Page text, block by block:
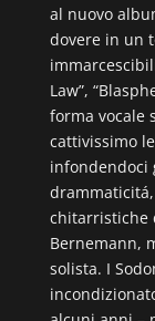
al nuovo
dovere in un
Law”,
forma vocale
cattivissimo
infondendoci
chitarristiche
Bernemann,
solista. I